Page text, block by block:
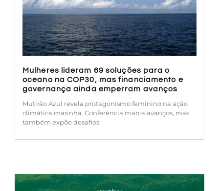
Mulheres lideram 69 soluções para o
oceano na COP30, mas financiamento e
governança ainda emperram avanços
Mutirão Azul revela protagonismo feminino na ação
climática marinha. Conferência marca avanços, mas
também expõe desafios